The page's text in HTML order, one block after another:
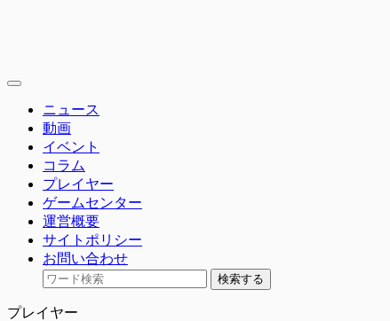
toggle
ニュース
動画
イベント
コラム
プレイヤー
ゲームセンター
運営概要
サイトポリシー
お問い合わせ
検索する
プレイヤー